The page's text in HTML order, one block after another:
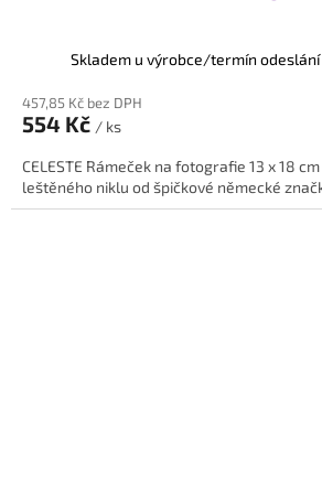
Skladem u výrobce/termín odeslání
457,85 Kč bez DPH
554 Kč / ks
CELESTE Rámeček na fotografie 13 x 18
leštěného niklu od špičkové německé